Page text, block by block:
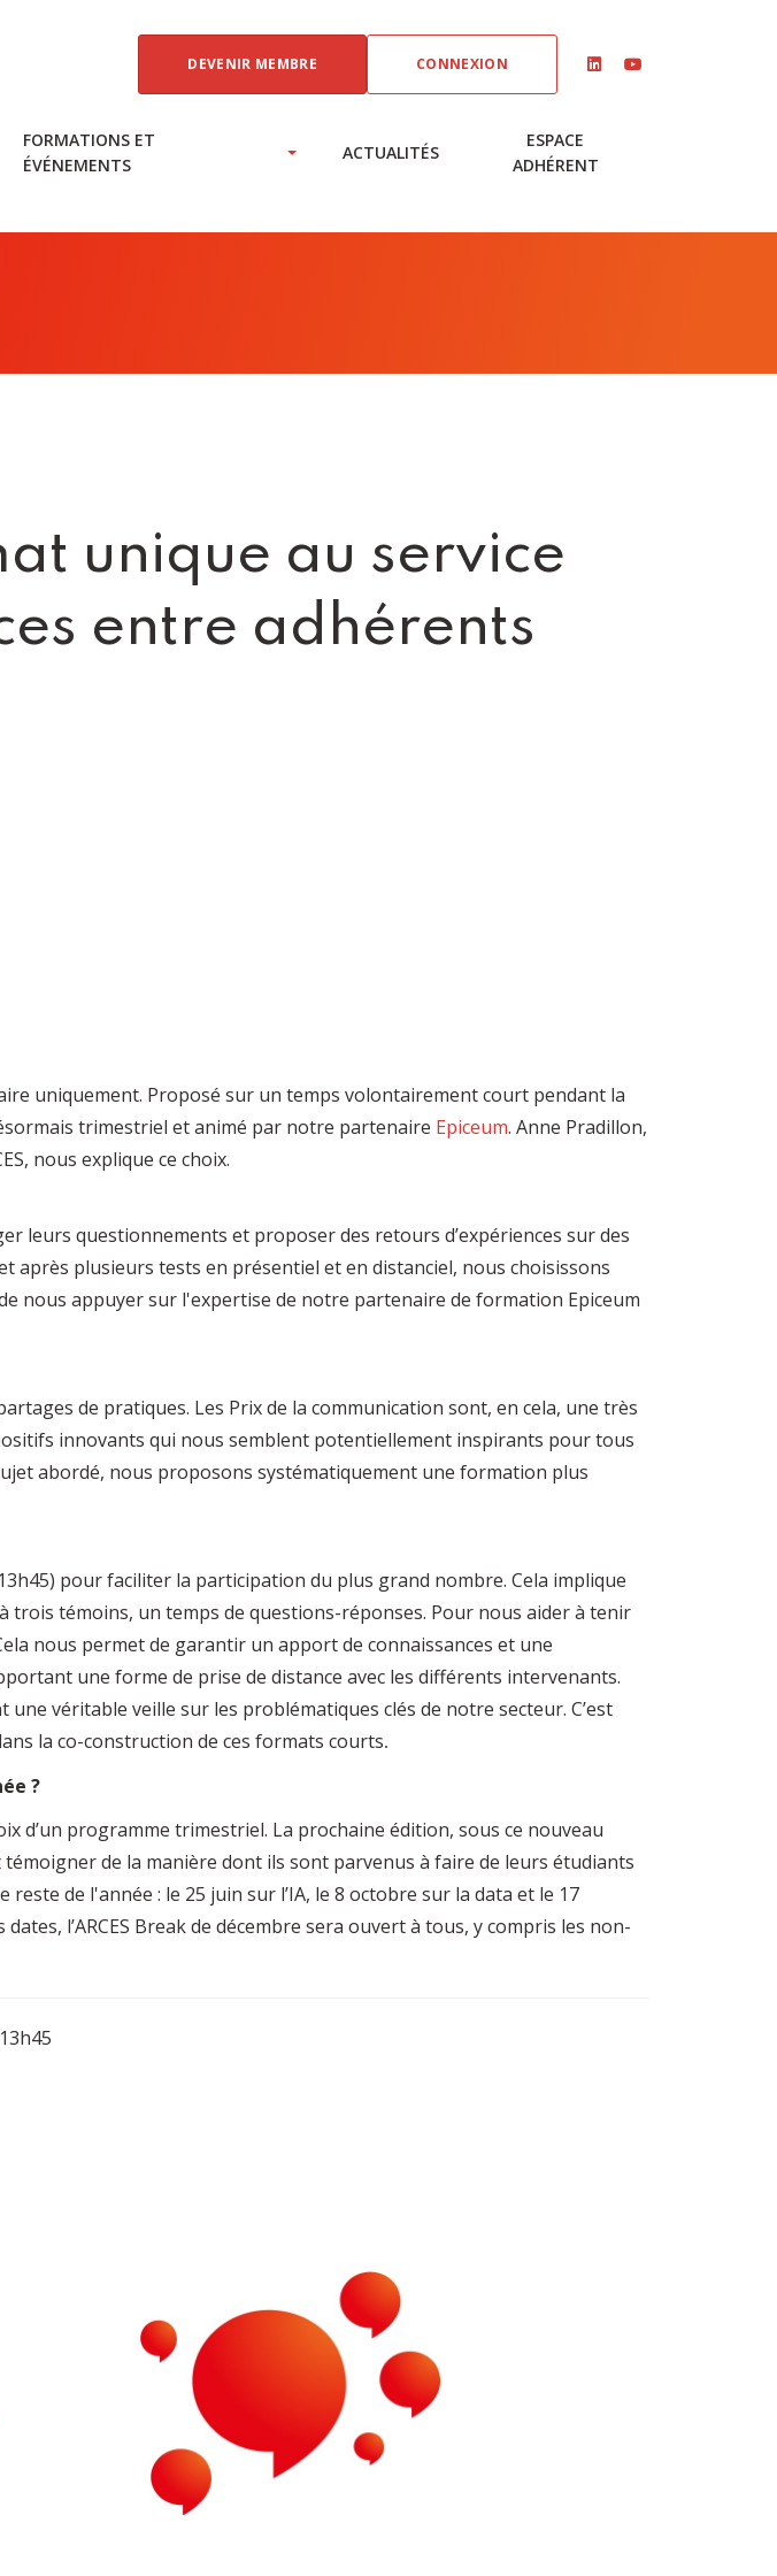
DEVENIR MEMBRE CONNEXION linkedin
FORMATIONS ET
ÉVÉNEMENTS
ACTUALITÉS
ESPACE
ADHÉRENT
unique au service
entre adhérents
uniquement. Proposé sur un temps volontairement court pendant la
trimestriel et animé par notre partenaire Epiceum. Anne Pradillon,
nous explique ce choix.
leurs questionnements et proposer des retours d’expériences sur des
après plusieurs tests en présentiel et en distanciel, nous choisissons
nous appuyer sur l'expertise de notre partenaire de formation Epiceum
de pratiques. Les Prix de la communication sont, en cela, une très
innovants qui nous semblent potentiellement inspirants pour tous
abordé, nous proposons systématiquement une formation plus
pour faciliter la participation du plus grand nombre. Cela implique
témoins, un temps de questions-réponses. Pour nous aider à tenir
nous permet de garantir un apport de connaissances et une
une forme de prise de distance avec les différents intervenants.
véritable veille sur les problématiques clés de notre secteur. C’est
la co-construction de ces formats courts.
?
d’un programme trimestriel. La prochaine édition, sous ce nouveau
de la manière dont ils sont parvenus à faire de leurs étudiants
de l'année : le 25 juin sur l’IA, le 8 octobre sur la data et le 17
l’ARCES Break de décembre sera ouvert à tous, y compris les non-